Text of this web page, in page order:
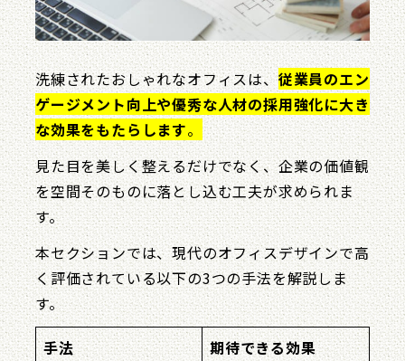
洗練されたおしゃれなオフィスは、従業員のエン
ゲージメント向上や優秀な人材の採用強化に大き
な効果をもたらします。
見た目を美しく整えるだけでなく、企業の価値観
を空間そのものに落とし込む工夫が求められま
す。
本セクションでは、現代のオフィスデザインで高
く評価されている以下の3つの手法を解説しま
す。
手法
期待できる効果